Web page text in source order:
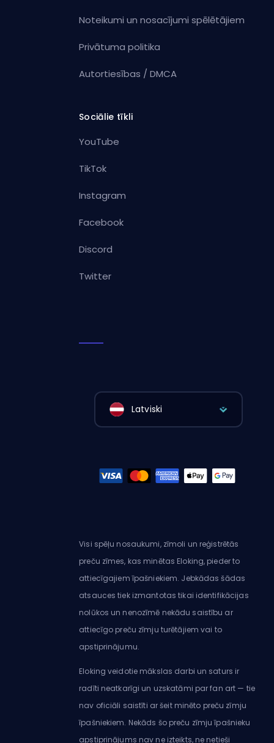
Noteikumi un nosacījumi spēlētājiem
Privātuma politika
Autortiesības / DMCA
Sociālie tīkli
YouTube
TikTok
Instagram
Facebook
Discord
Twitter
Latviski
Visi spēļu nosaukumi, zīmoli un reģistrētās
preču zīmes, kas minētas Eloking, pieder to
attiecīgajiem īpašniekiem. Jebkādas šādas
atsauces tiek izmantotas tikai identifikācijas
nolūkos un nenozīmē nekādu saistību ar
attiecīgo preču zīmju turētājiem vai to
apstiprinājumu.
Eloking veidotie mākslas darbi un saturs ir
radīti neatkarīgi un uzskatāmi par fan art — tie
nav oficiāli saistīti ar šeit minēto preču zīmju
īpašniekiem. Nekāds šo preču zīmju īpašnieku
apstiprinājums nav ne izteikts, ne netieši